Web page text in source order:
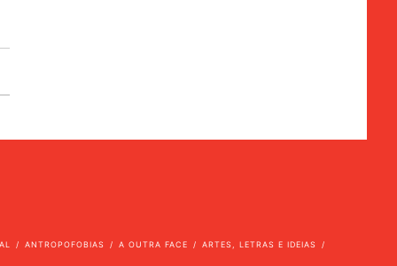
ANTROPOFOBIAS A OUTRA FACE ARTES, LETRAS E IDEIAS